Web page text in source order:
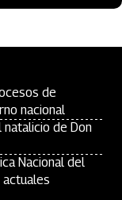
de
nacional
de Don
Nacional del